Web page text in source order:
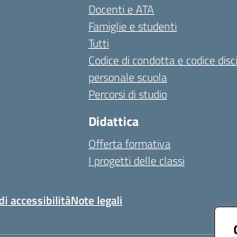
Docenti e ATA
Famiglie e studenti
Tutti
Codice di condotta e codice
personale scuola
Percorsi di studio
Didattica
Offerta formativa
I progetti delle classi
accessibilitàNote legali